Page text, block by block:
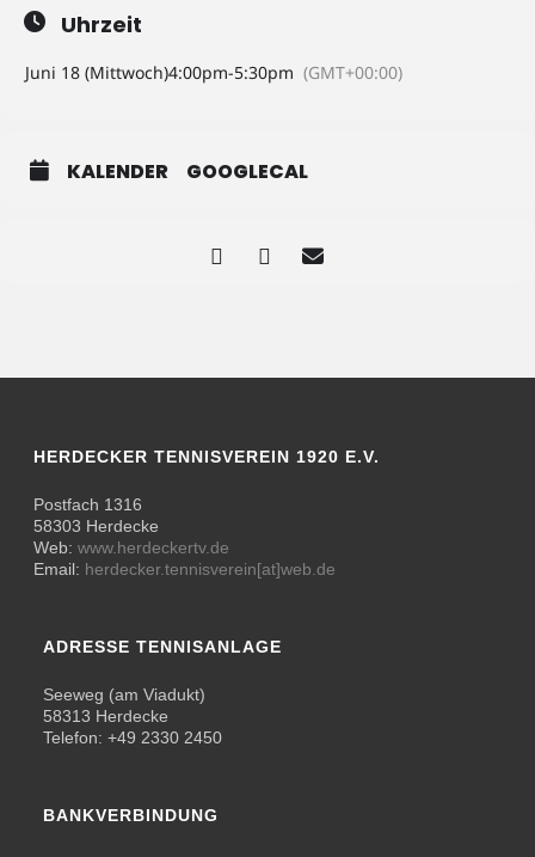
Uhrzeit
Juni 18 (Mittwoch)4:00pm-5:30pm (GMT+00:00)
KALENDER GOOGLECAL
HERDECKER TENNISVEREIN 1920 E.V.
Postfach 1316
58303 Herdecke
Web:www.herdeckertv.de
Email: herdecker.tennisverein[at]web.de
ADRESSE TENNISANLAGE
Seeweg (am Viadukt)
58313 Herdecke
Telefon: +49 2330 2450
BANKVERBINDUNG